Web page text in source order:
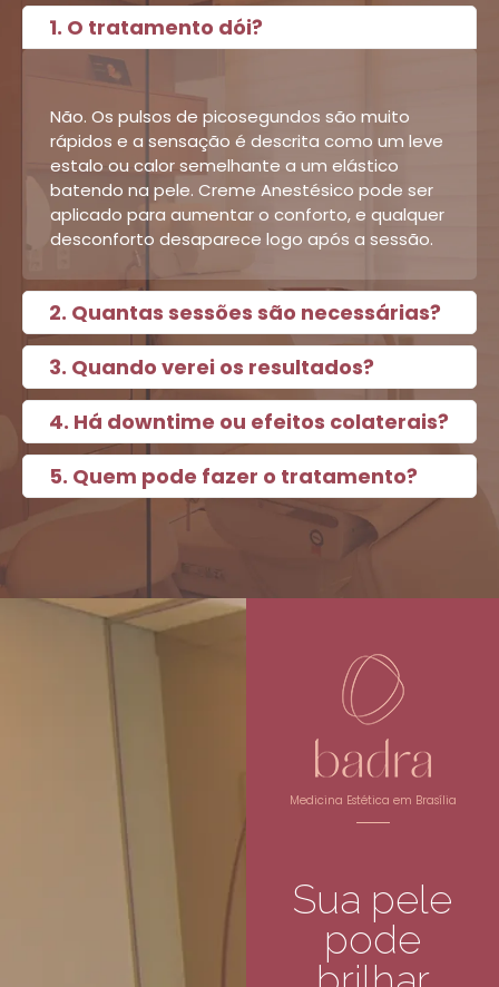
1. O tratamento dói?
Não. Os pulsos de picosegundos são muito
rápidos e a sensação é descrita como um leve
estalo ou calor semelhante a um elástico
batendo na pele. Creme Anestésico pode ser
aplicado para aumentar o conforto, e qualquer
desconforto desaparece logo após a sessão.
2. Quantas sessões são necessárias?
3. Quando verei os resultados?
4. Há downtime ou efeitos colaterais?
5. Quem pode fazer o tratamento?
Medicina Estética em Brasília
Sua pele
pode